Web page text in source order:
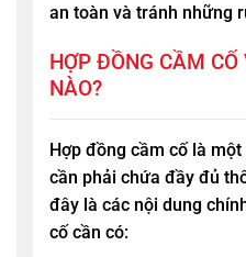
an toàn và tránh những
HỢP ĐỒNG CẦM
NÀO?
Hợp đồng cầm cố là
cần phải chứa đầy đủ
đây là các nội dung
cố cần có: